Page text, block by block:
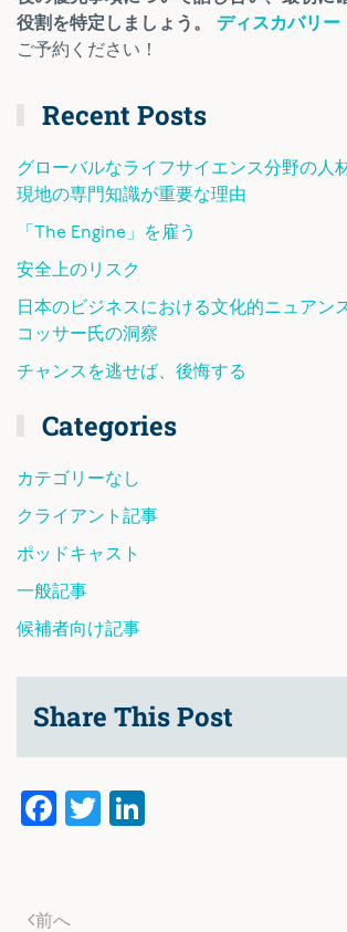
役割を特定しましょう。 ディスカバリー
ご予約ください！
Recent Posts
グローバルなライフサイエンス分野の人
現地の専門知識が重要な理由
「The Engine」を雇う
安全上のリスク
日本のビジネスにおける文化的ニュアン
コッサー氏の洞察
チャンスを逃せば、後悔する
Categories
カテゴリーなし
クライアント記事
ポッドキャスト
一般記事
候補者向け記事
Share This Post
Facebook
Twitter
前へ